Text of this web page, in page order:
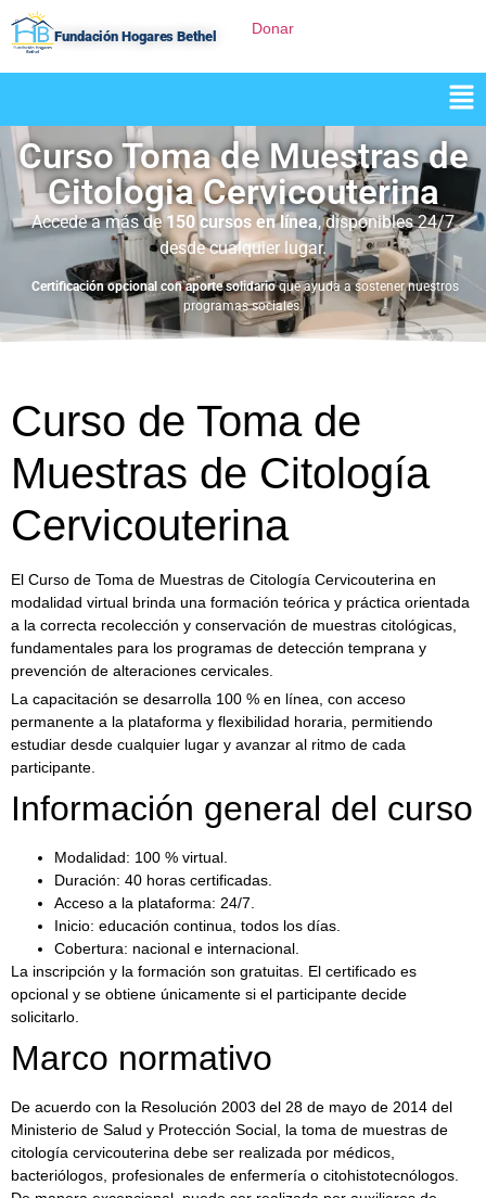
Fundación Hogares Bethel Donar
Curso Toma de Muestras de
Citologia Cervicouterina
Accede a más de150 cursos en línea, disponibles 24/7
desde cualquier lugar.
Certificación opcional con aporte solidarioque ayuda a sostener nuestros
programas sociales.
Curso de Toma de
Muestras de Citología
Cervicouterina
El Curso de Toma de Muestras de Citología Cervicouterina en
modalidad virtual brinda una formación teórica y práctica orientada
a la correcta recolección y conservación de muestras citológicas,
fundamentales para los programas de detección temprana y
prevención de alteraciones cervicales.
La capacitación se desarrolla 100 % en línea, con acceso
permanente a la plataforma y flexibilidad horaria, permitiendo
estudiar desde cualquier lugar y avanzar al ritmo de cada
participante.
Información general del curso
Modalidad: 100 % virtual.
Duración: 40 horas certificadas.
Acceso a la plataforma: 24/7.
Inicio: educación continua, todos los días.
Cobertura: nacional e internacional.
La inscripción y la formación son gratuitas. El certificado es
opcional y se obtiene únicamente si el participante decide
solicitarlo.
Marco normativo
De acuerdo con la Resolución 2003 del 28 de mayo de 2014 del
Ministerio de Salud y Protección Social, la toma de muestras de
citología cervicouterina debe ser realizada por médicos,
bacteriólogos, profesionales de enfermería o citohistotecnólogos.